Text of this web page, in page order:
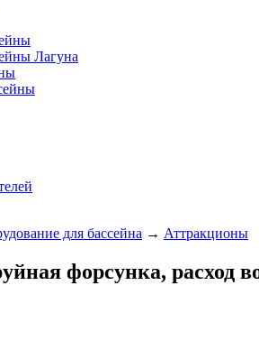
Лагуна
для бассейна → Аттракционы
форсунка, расход